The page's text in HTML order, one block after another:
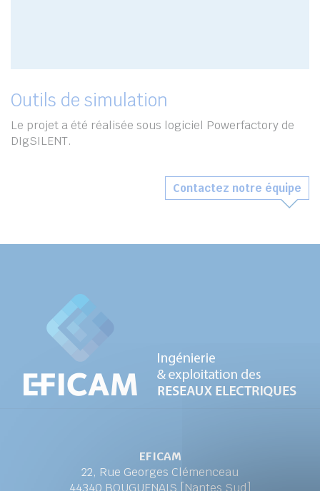
Outils de simulation
Le projet a été réalisée sous logiciel Powerfactory de
DIgSILENT.
Contactez notre équipe
EFICAM
22, Rue Georges Clémenceau
44340 BOUGUENAIS [Nantes Sud]